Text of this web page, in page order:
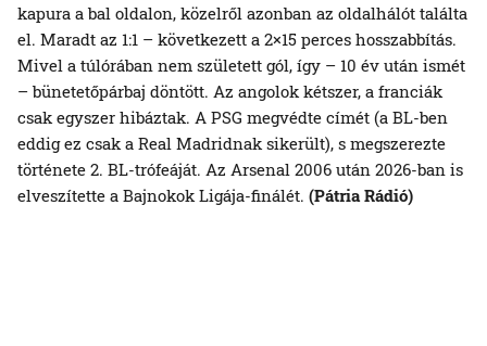
kapura a bal oldalon, közelről azonban az oldalhálót találta
el. Maradt az 1:1 – következett a 2×15 perces hosszabbítás.
Mivel a túlórában nem született gól, így – 10 év után ismét
– bünetetőpárbaj döntött. Az angolok kétszer, a franciák
csak egyszer hibáztak. A PSG megvédte címét (a BL-ben
eddig ez csak a Real Madridnak sikerült), s megszerezte
története 2. BL-trófeáját. Az Arsenal 2006 után 2026-ban is
elveszítette a Bajnokok Ligája-finálét. (Pátria Rádió)